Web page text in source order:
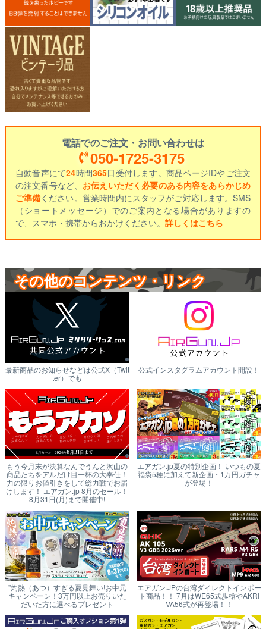
電話でのご注文・お問い合わせは
050-1725-3175
自動音声にて24時間365日受付します。商品ページIDやご注文
の注文番号など、 お伝えいただく必要のある内容をあらかじめ
ご準備ください。営業時間内にスタッフがご対応します。SMS
（ショートメッセージ）でのご案内となる場合がありますの
で、スマホ・携帯からおかけください。 詳しくはこちら
その他のコンテンツ・リンク
最新商品のお知らせなどは公式X（Twit
ter）でも
公式インスタグラムアカウント開設！
もう今月末が決算なんでうんと沢山の
商品たちをアルだけ目一杯の大奉仕！
力の限りお値引きをして総力戦でお届
けします！ エアガン.jp 8月のセール！
8月31日(月)まで開催中!
エアガン.jp夏の特別企画！ いつもの夏
福袋5種に加えて新企画・1万円ガチャ
が登場！
"灼熱（あつ）すぎる夏見舞い!お中元
キャンペーン！3万円以上お売りいた
だいた方に選べるプレゼント
エアガン.JPの台湾ダイレクトインポー
ト商品！！ 7月はWE65式歩槍やAKRI
VA56式が再登場！！